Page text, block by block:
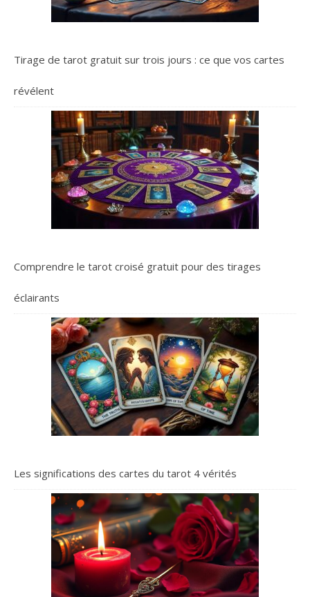
Tirage de tarot gratuit sur trois jours : ce que vos cartes
révélent
Comprendre le tarot croisé gratuit pour des tirages
éclairants
Les significations des cartes du tarot 4 vérités